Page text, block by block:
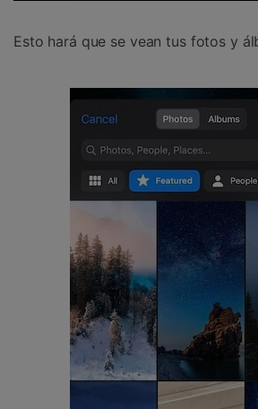
Esto hará que se vean tus fotos y